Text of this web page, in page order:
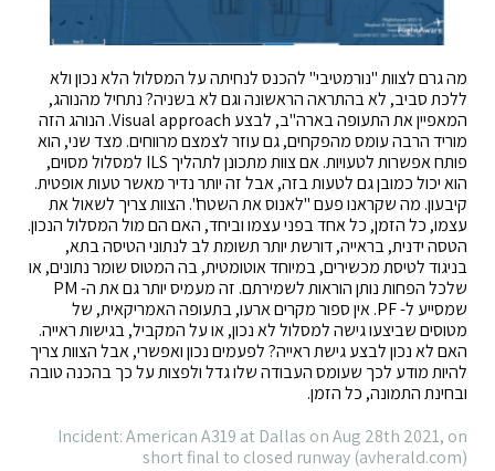
מה גרם לצוות "נורמטיבי" להכנס לנחיתה על המסלול הלא נכון ולא
ללכת סביב, לא בהתראה הראשונה וגם לא בשניה? נתחיל מהנוהג,
המאפיין את התעופה בארה"ב, לבצע Visual approach. הנוהג הזה
מוריד הרבה עומס מהפקחים, גם עוזר לצמצם מרווחים. מצד שני, הוא
פותח אפשרות לטעויות. אם צוות מתכונן לתהליך ILS למסלול מסוים,
הוא יכול כמובן גם לטעות בזה, אבל זה יותר נדיר מאשר טעות אופטית.
קיבעון. מה שקראנו פעם "לאנוס את השטח". הצוות צריך לשאול את
עצמו, כל הזמן, כל אחד בפני עצמו וביחד, האם הם מול המסלול הנכון.
הטסה ידנית, בראייה, דורשת יותר תשומת לב לנתוני הטיסה בתא,
בניגוד לטיסת מכשירים, במיוחד אוטומטית, בה המטוס שומר נתונים, או
שלכל הפחות נותן הוראות לשמירתם. זה מעמיס יותר גם את ה- PM
שמסייע ל- PF. אין ספור מקרים ארעו, בתעופה האמריקאית, של
מטוסים שביצעו גישה למסלול לא נכון, או על המקביל, בגישות ראייה.
האם לא נכון לבצע גישת ראייה? לפעמים נכון ואפשרי, אבל הצוות צריך
להיות מודע לכך שעומס העבודה שלו גדל ולפצות על כך בהכנה טובה
ובחינת התמונה, כל הזמן.
Incident: American A319 at Dallas on Aug 28th 2021, on
short final to closed runway (avherald.com)